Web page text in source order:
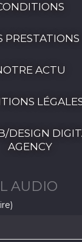
PRESTATIONS
ACTU
DESIGN
AGENCY
AUDIO